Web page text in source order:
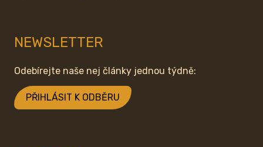
NEWSLETTER
Odebírejte naše nej články jednou týdně:
PŘIHLÁSIT K ODBĚRU